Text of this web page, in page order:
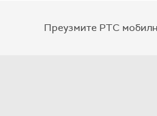
Преузмите РТС